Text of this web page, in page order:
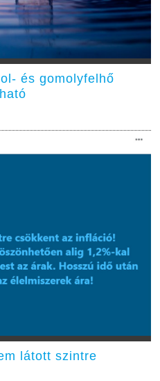
és gomolyfelhő
látott szintre